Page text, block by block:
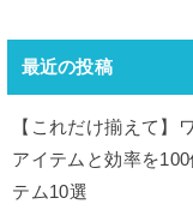
最近の投稿
【これだけ揃えて】
アイテムと効率を
テム10選